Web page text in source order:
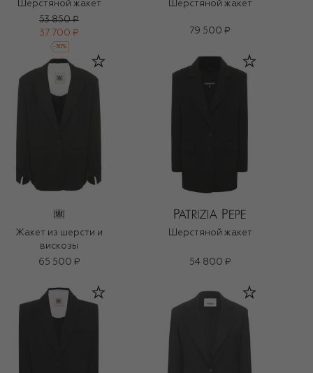
Шерстяной жакет
53 850 ₽
37 700 ₽
-30%
Шерстяной жакет
79 500 ₽
Жакет из шерсти и
вискозы
65 500 ₽
Шерстяной жакет
54 800 ₽